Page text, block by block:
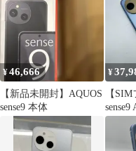
¥46,666
【新品未開封】AQUOS
sense9 本体
¥
【
sense9
作確